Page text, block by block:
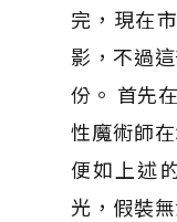
完，現在
影，不過
份。 首先
性魔術師
便如上述
光，假裝